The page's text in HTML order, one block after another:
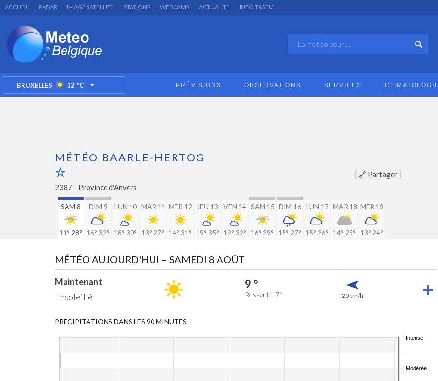
ACCUEIL RADAR IMAGE SATELLITE STATIONS WEBCAMS ACTUALITÉ INFO TRAFIC
BRUXELLES 12 °C TOGGLE DROPDOWN PRÉVISIONS OBSERVATIONS SERVICES
MÉTÉO BAARLE-HERTOG
🔗 Partager
2387 - Province d'Anvers
SAM 8
11° 28°
DIM 9
16° 32°
LUN 10
18° 30°
MAR 11
13° 27°
MER 12
14° 31°
JEU 13
19° 35°
VEN 14
19° 32°
SAM 15
16° 29°
DIM 16
15° 27°
LUN 17
15° 26°
MAR 18
14° 25°
MER 19
13° 24°
MÉTÉO AUJOURD'HUI – SAMEDI 8 AOÛT
Maintenant
Ensoleillé
9 °
Ressenti : 7° 20 km/h
PRÉCIPITATIONS DANS LES 90 MINUTES
Modérée
Intense